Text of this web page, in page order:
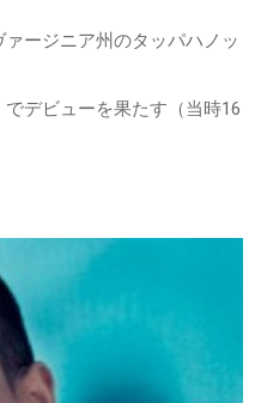
ージニア州のタッパハノッ
でデビューを果たす（当時16